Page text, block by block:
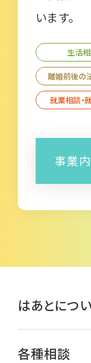
います。
生活
離婚前後の
就業相談・
事業
はあとにつ
各種相談